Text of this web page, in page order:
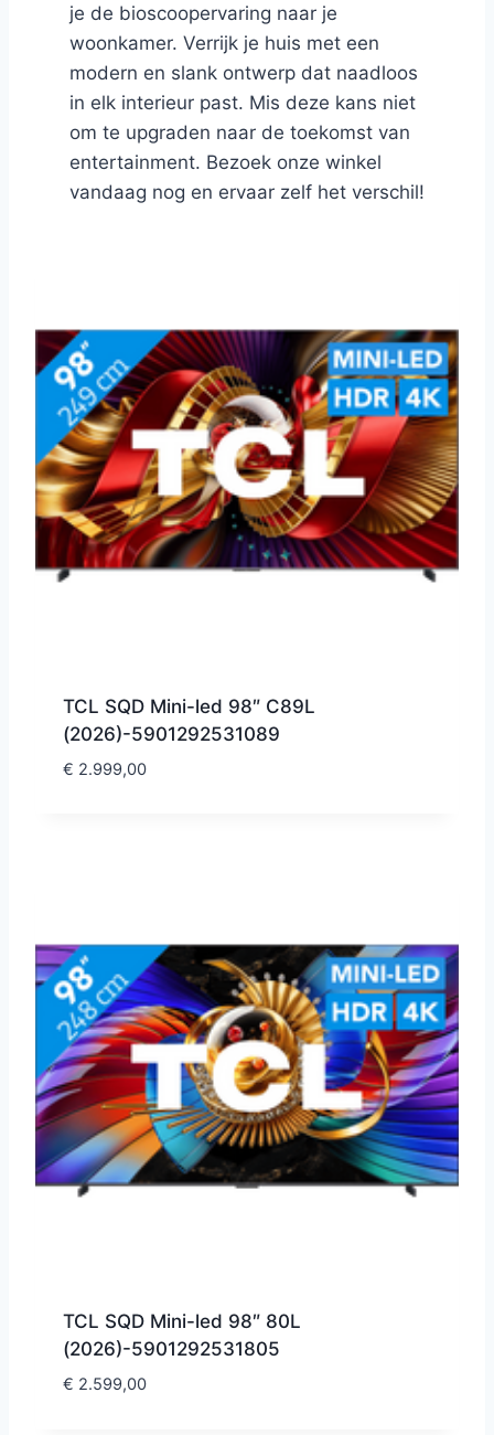
je de bioscoopervaring naar je
woonkamer. Verrijk je huis met een
modern en slank ontwerp dat naadloos
in elk interieur past. Mis deze kans niet
om te upgraden naar de toekomst van
entertainment. Bezoek onze winkel
vandaag nog en ervaar zelf het verschil!
TCL SQD Mini-led 98″ C89L
(2026)-5901292531089
€ 2.999,00
TCL SQD Mini-led 98″ 80L
(2026)-5901292531805
€ 2.599,00